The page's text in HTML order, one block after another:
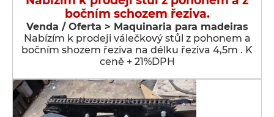
bočním schozem řeziva.
Venda / Oferta > Maquinaria para madeiras
Nabízím k prodeji válečkový stůl z pohonem a
bočním shozem řeziva na délku řeziva 4,5m . K
ceně + 21%DPH